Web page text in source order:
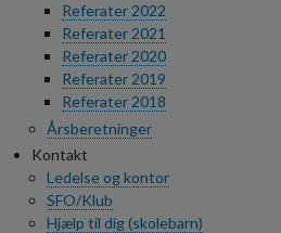
Referater 2022
Referater 2021
Referater 2020
Referater 2019
Referater 2018
Årsberetninger
Kontakt
Ledelse og kontor
SFO/Klub
Hjælp til dig (skolebarn)